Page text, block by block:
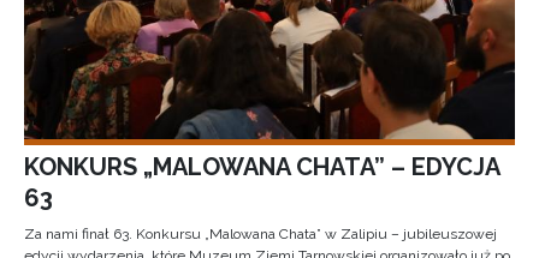
KONKURS „MALOWANA CHATA” – EDYCJA
63
Za nami finał 63. Konkursu „Malowana Chata” w Zalipiu – jubileuszowej